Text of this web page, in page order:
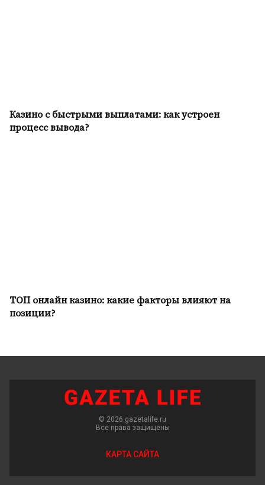
Казино с быстрыми выплатами: как устроен
процесс вывода?
ТОП онлайн казино: какие факторы влияют на
позиции?
© 2026 gazetalife.ru
Все права защищены
КАРТА САЙТА